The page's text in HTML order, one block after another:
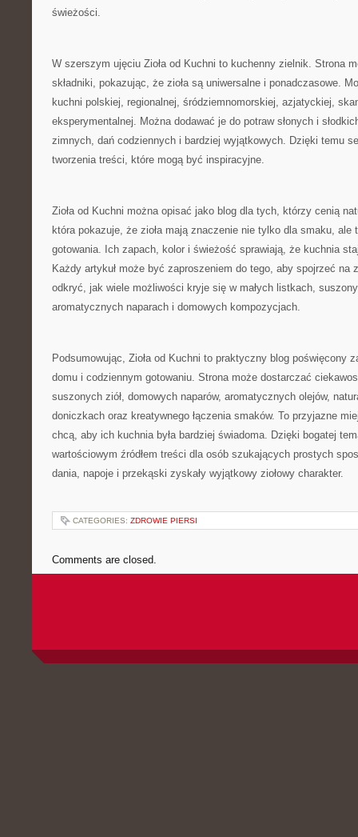
świeżości.
W szerszym ujęciu Zioła od Kuchni to kuchenny zielnik. Strona
składniki, pokazując, że zioła są uniwersalne i ponadczasowe.
kuchni polskiej, regionalnej, śródziemnomorskiej, azjatyckiej,
eksperymentalnej. Można dodawać je do potraw słonych i
zimnych, dań codziennych i bardziej wyjątkowych. Dzięki temu
tworzenia treści, które mogą być inspiracyjne.
Zioła od Kuchni można opisać jako blog dla tych, którzy cenią
która pokazuje, że zioła mają znaczenie nie tylko dla smaku, ale
gotowania. Ich zapach, kolor i świeżość sprawiają, że kuchnia
Każdy artykuł może być zaproszeniem do tego, aby spojrzeć na
odkryć, jak wiele możliwości kryje się w małych listkach,
aromatycznych naparach i domowych kompozycjach.
Podsumowując, Zioła od Kuchni to praktyczny blog poświęcony
domu i codziennym gotowaniu. Strona może dostarczać
suszonych ziół, domowych naparów, aromatycznych olejów,
doniczkach oraz kreatywnego łączenia smaków. To przyjazne
chcą, aby ich kuchnia była bardziej świadoma. Dzięki bogatej
wartościowym źródłem treści dla osób szukających prostych
dania, napoje i przekąski zyskały wyjątkowy ziołowy charakter.
CATEGORIES: ZDROWIE PIERSI
Comments are closed.